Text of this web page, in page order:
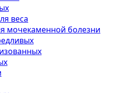
веса
мочекаменной болезни